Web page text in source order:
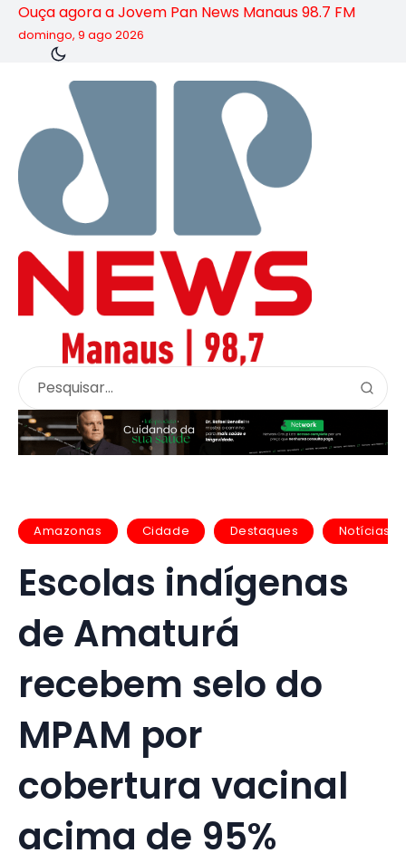
Ouça agora a Jovem Pan News Manaus 98.7 FM
domingo, 9 ago 2026
Amazonas Cidade Destaques Notícias
Escolas indígenas
de Amaturá
recebem selo do
MPAM por
cobertura vacinal
acima de 95%